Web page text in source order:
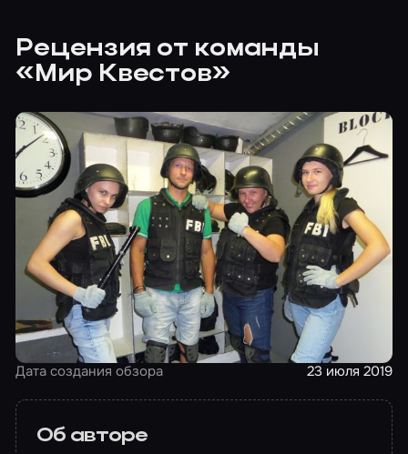
Рецензия от команды
«Мир Квестов»
Дата создания обзора 23 июля 2019
Об авторе